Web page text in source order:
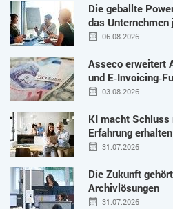
Die geballte
das
06.08.2026
Asseco erweitert
und
03.08.2026
KI macht
Erfahrung erhalten
31.07.2026
Die Zukunft
Archivlösungen
31.07.2026